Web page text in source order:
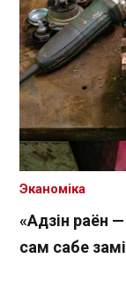
«Адзін раён
сам сабе
Эканоміка